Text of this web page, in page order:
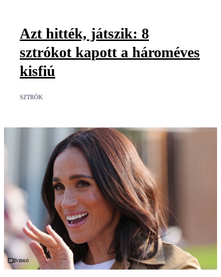
Azt hitték, játszik: 8
sztrókot kapott a hároméves
kisfiú
SZTRÓK
Videó